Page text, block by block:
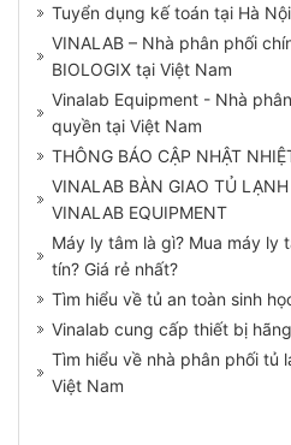
Tuyển dụng kế toán tại Hà Nội
VINALAB – Nhà phân phối
BIOLOGIX tại Việt Nam
Vinalab Equipment - Nhà
quyền tại Việt Nam
THÔNG BÁO CẬP NHẬT
VINALAB BÀN GIAO TỦ
VINALAB EQUIPMENT
Máy ly tâm là gì? Mua máy ly
tín? Giá rẻ nhất?
Tìm hiểu về tủ an toàn sinh
Vinalab cung cấp thiết bị
Tìm hiểu về nhà phân phối tủ
Việt Nam